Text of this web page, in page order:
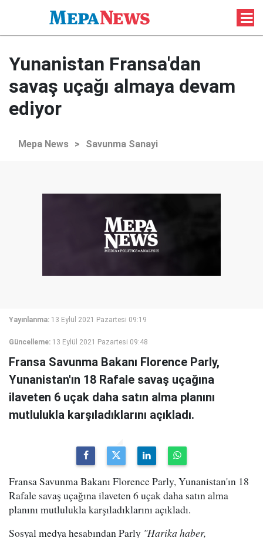
Yunanistan Fransa'dan
savaş uçağı almaya devam
ediyor
Mepa News > Savunma Sanayi
Yayınlanma: 13 Eylül 2021 Pazartesi 09:19
Güncelleme: 13 Eylül 2021 Pazartesi 09:48
Fransa Savunma Bakanı Florence Parly,
Yunanistan'ın 18 Rafale savaş uçağına
ilaveten 6 uçak daha satın alma planını
mutlulukla karşıladıklarını açıkladı.
Fransa Savunma Bakanı Florence Parly, Yunanistan'ın 18
Rafale savaş uçağına ilaveten 6 uçak daha satın alma
planını mutlulukla karşıladıklarını açıkladı.
Sosyal medya hesabından Parly "Harika haber,